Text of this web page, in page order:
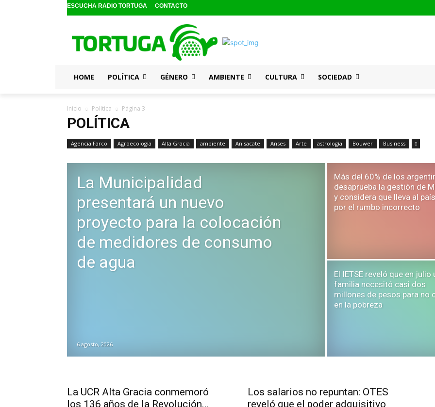
ESCUCHA RADIO TORTUGA CONTACTO
HOME POLÍTICA GÉNERO AMBIENTE CULTURA SOCIEDAD
Inicio Política Página 3
POLÍTICA
Agencia Farco Agroecología Alta Gracia ambiente Anisacate Anses Arte astrología Bouwer Business
La Municipalidad
presentará un nuevo
proyecto para la colocación
de medidores de consumo
de agua
6 agosto, 2026
Más del 60% de los
desaprueba la gestión de
y considera que lleva al país
por el rumbo incorrecto
El IETSE reveló que en julio
familia necesitó casi dos
millones de pesos para no
en la pobreza
La UCR Alta Gracia conmemoró
los 136 años de la Revolución...
Los salarios no repuntan: OTES
reveló que el poder adquisitivo